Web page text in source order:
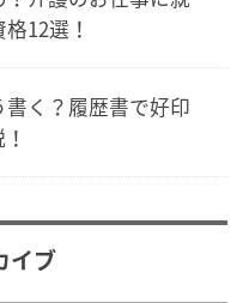
12選！
く？履歴書で好印
イブ